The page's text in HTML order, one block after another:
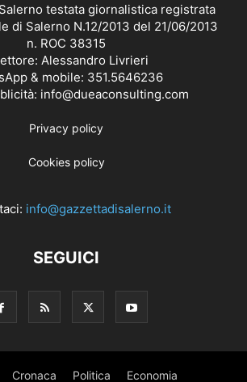
testata giornalistica registrata
di Salerno N.12/2013 del 21/06/2013
n. ROC 38315
Alessandro Livrieri
& mobile: 351.5646236
info@dueaconsulting.com
Privacy policy
Cookies policy
info@gazzettadisalerno.it
SEGUICI
Cronaca Politica Economia